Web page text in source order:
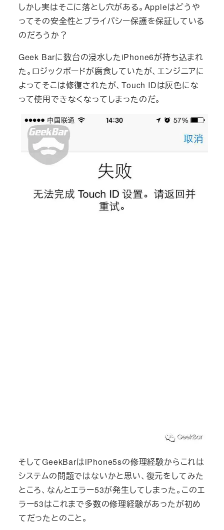
しかし実はそこに落とし穴がある。Appleはどうや
ってその安全性とプライバシー保護を保証している
のだろうか？
Geek Barに数台の浸水したiPhone6が持ち込まれ
た。ロジックボードが腐食していたが、エンジニアに
よってそこは修復されたが、Touch IDは灰色にな
って使用できなくなってしまったのだ。
そしてGeekBarはiPhone5sの修理経験からこれは
システムの問題ではないかと思い、復元をしてみた
ところ、なんとエラー53が発生してしまった。このエ
ラー53はこれまで多数の修理経験があったが初め
てだったとのこと。